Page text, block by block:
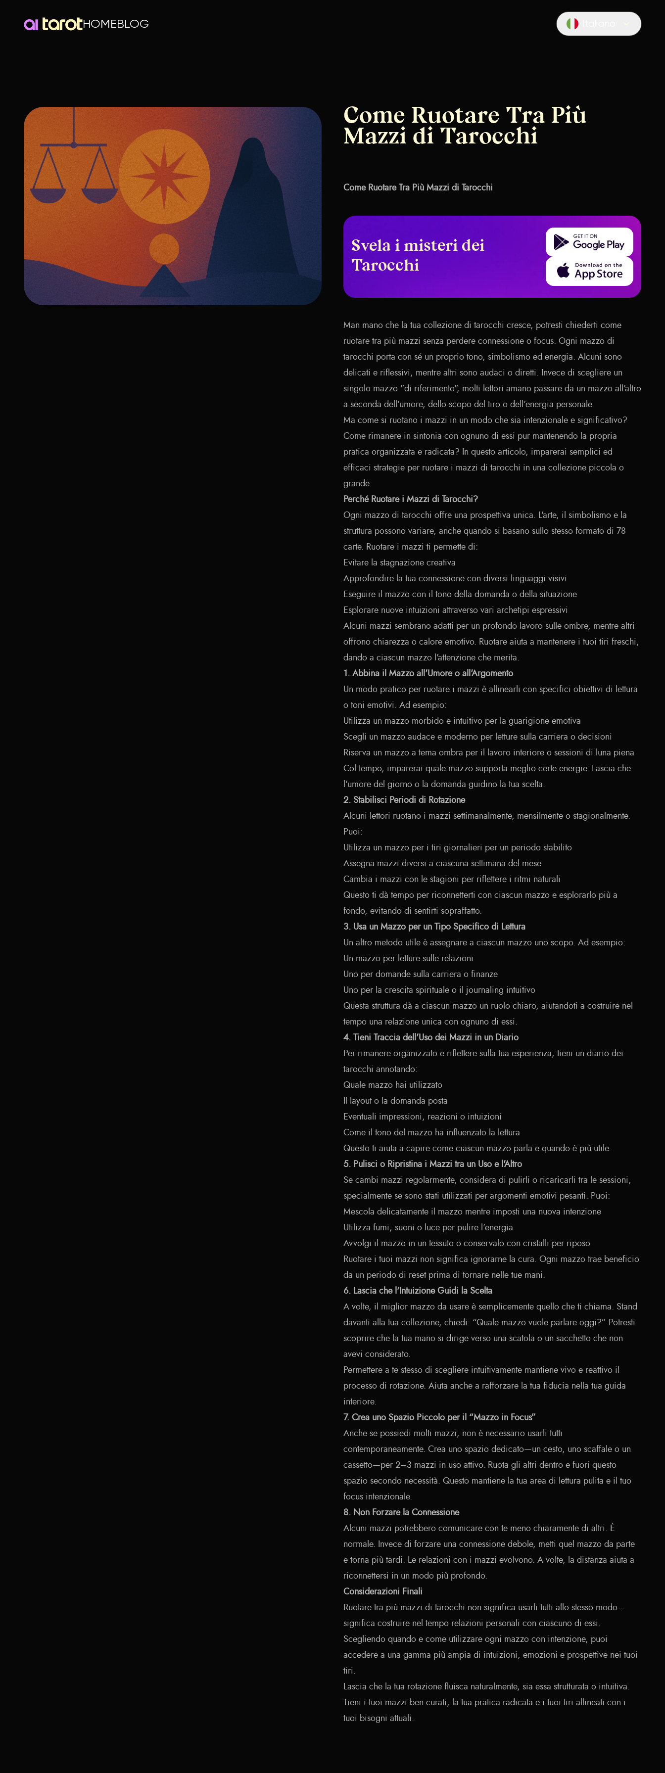
HOMEBLOG Locale switcher
Come Ruotare Tra Più
Mazzi di Tarocchi
Come Ruotare Tra Più Mazzi di Tarocchi
Svela i misteri dei
Tarocchi
Get it on Google Play
Download on the App Store
Man mano che la tua collezione di tarocchi cresce, potresti chiederti come
ruotare tra più mazzi senza perdere connessione o focus. Ogni mazzo di
tarocchi porta con sé un proprio tono, simbolismo ed energia. Alcuni sono
delicati e riflessivi, mentre altri sono audaci o diretti. Invece di scegliere un
singolo mazzo "di riferimento", molti lettori amano passare da un mazzo all'altro
a seconda dell'umore, dello scopo del tiro o dell'energia personale.
Ma come si ruotano i mazzi in un modo che sia intenzionale e significativo?
Come rimanere in sintonia con ognuno di essi pur mantenendo la propria
pratica organizzata e radicata? In questo articolo, imparerai semplici ed
efficaci strategie per ruotare i mazzi di tarocchi in una collezione piccola o
grande.
Perché Ruotare i Mazzi di Tarocchi?
Ogni mazzo di tarocchi offre una prospettiva unica. L'arte, il simbolismo e la
struttura possono variare, anche quando si basano sullo stesso formato di 78
carte. Ruotare i mazzi ti permette di:
Evitare la stagnazione creativa
Approfondire la tua connessione con diversi linguaggi visivi
Eseguire il mazzo con il tono della domanda o della situazione
Esplorare nuove intuizioni attraverso vari archetipi espressivi
Alcuni mazzi sembrano adatti per un profondo lavoro sulle ombre, mentre altri
offrono chiarezza o calore emotivo. Ruotare aiuta a mantenere i tuoi tiri freschi,
dando a ciascun mazzo l'attenzione che merita.
1. Abbina il Mazzo all'Umore o all'Argomento
Un modo pratico per ruotare i mazzi è allinearli con specifici obiettivi di lettura
o toni emotivi. Ad esempio:
Utilizza un mazzo morbido e intuitivo per la guarigione emotiva
Scegli un mazzo audace e moderno per letture sulla carriera o decisioni
Riserva un mazzo a tema ombra per il lavoro interiore o sessioni di luna piena
Col tempo, imparerai quale mazzo supporta meglio certe energie. Lascia che
l'umore del giorno o la domanda guidino la tua scelta.
2. Stabilisci Periodi di Rotazione
Alcuni lettori ruotano i mazzi settimanalmente, mensilmente o stagionalmente.
Puoi:
Utilizza un mazzo per i tiri giornalieri per un periodo stabilito
Assegna mazzi diversi a ciascuna settimana del mese
Cambia i mazzi con le stagioni per riflettere i ritmi naturali
Questo ti dà tempo per riconnetterti con ciascun mazzo e esplorarlo più a
fondo, evitando di sentirti sopraffatto.
3. Usa un Mazzo per un Tipo Specifico di Lettura
Un altro metodo utile è assegnare a ciascun mazzo uno scopo. Ad esempio:
Un mazzo per letture sulle relazioni
Uno per domande sulla carriera o finanze
Uno per la crescita spirituale o il journaling intuitivo
Questa struttura dà a ciascun mazzo un ruolo chiaro, aiutandoti a costruire nel
tempo una relazione unica con ognuno di essi.
4. Tieni Traccia dell'Uso dei Mazzi in un Diario
Per rimanere organizzato e riflettere sulla tua esperienza, tieni un diario dei
tarocchi annotando:
Quale mazzo hai utilizzato
Il layout o la domanda posta
Eventuali impressioni, reazioni o intuizioni
Come il tono del mazzo ha influenzato la lettura
Questo ti aiuta a capire come ciascun mazzo parla e quando è più utile.
5. Pulisci o Ripristina i Mazzi tra un Uso e l'Altro
Se cambi mazzi regolarmente, considera di pulirli o ricaricarli tra le sessioni,
specialmente se sono stati utilizzati per argomenti emotivi pesanti. Puoi:
Mescola delicatamente il mazzo mentre imposti una nuova intenzione
Utilizza fumi, suoni o luce per pulire l'energia
Avvolgi il mazzo in un tessuto o conservalo con cristalli per riposo
Ruotare i tuoi mazzi non significa ignorarne la cura. Ogni mazzo trae beneficio
da un periodo di reset prima di tornare nelle tue mani.
6. Lascia che l'Intuizione Guidi la Scelta
A volte, il miglior mazzo da usare è semplicemente quello che ti chiama. Stand
davanti alla tua collezione, chiedi: “Quale mazzo vuole parlare oggi?” Potresti
scoprire che la tua mano si dirige verso una scatola o un sacchetto che non
avevi considerato.
Permettere a te stesso di scegliere intuitivamente mantiene vivo e reattivo il
processo di rotazione. Aiuta anche a rafforzare la tua fiducia nella tua guida
interiore.
7. Crea uno Spazio Piccolo per il “Mazzo in Focus”
Anche se possiedi molti mazzi, non è necessario usarli tutti
contemporaneamente. Crea uno spazio dedicato—un cesto, uno scaffale o un
cassetto—per 2–3 mazzi in uso attivo. Ruota gli altri dentro e fuori questo
spazio secondo necessità. Questo mantiene la tua area di lettura pulita e il tuo
focus intenzionale.
8. Non Forzare la Connessione
Alcuni mazzi potrebbero comunicare con te meno chiaramente di altri. È
normale. Invece di forzare una connessione debole, metti quel mazzo da parte
e torna più tardi. Le relazioni con i mazzi evolvono. A volte, la distanza aiuta a
riconnettersi in un modo più profondo.
Considerazioni Finali
Ruotare tra più mazzi di tarocchi non significa usarli tutti allo stesso modo—
significa costruire nel tempo relazioni personali con ciascuno di essi.
Scegliendo quando e come utilizzare ogni mazzo con intenzione, puoi
accedere a una gamma più ampia di intuizioni, emozioni e prospettive nei tuoi
tiri.
Lascia che la tua rotazione fluisca naturalmente, sia essa strutturata o intuitiva.
Tieni i tuoi mazzi ben curati, la tua pratica radicata e i tuoi tiri allineati con i
tuoi bisogni attuali.